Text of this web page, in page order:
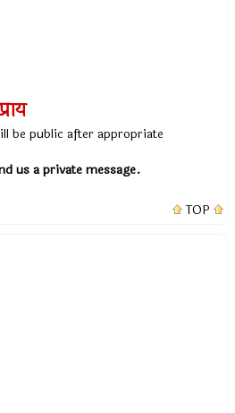
be public after appropriate
us a private message.
TOP